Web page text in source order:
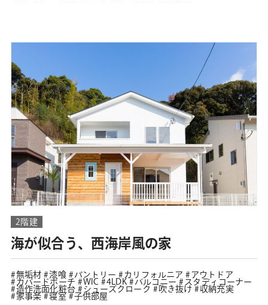
2階建
海が似合う、西海岸風の家
無垢材 漆喰 パントリー カリフォルニア
アウトドア
カバードポーチ
WIC 4LDK バルコニー
スタディコーナー
造作洗面化粧台
シューズクローク 吹き抜け
収納充実
家事楽
寝室 子供部屋